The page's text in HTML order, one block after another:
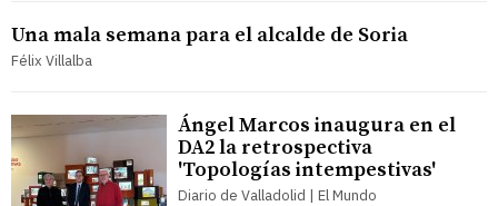
Una mala semana para el alcalde de Soria
Félix Villalba
Ángel Marcos inaugura en el
DA2 la retrospectiva
'Topologías intempestivas'
Diario de Valladolid | El Mundo